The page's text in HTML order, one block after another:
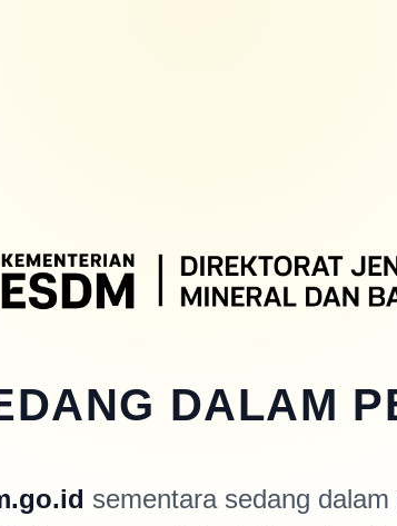
DALAM
sementara sedang